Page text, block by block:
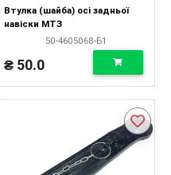
Втулка (шайба) осі задньої
навіски МТЗ
50-4605068-Б1
₴ 50.0